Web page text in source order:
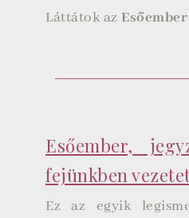
Láttátok az Esőember
Esőember,
fejünkben
Ez az egyik